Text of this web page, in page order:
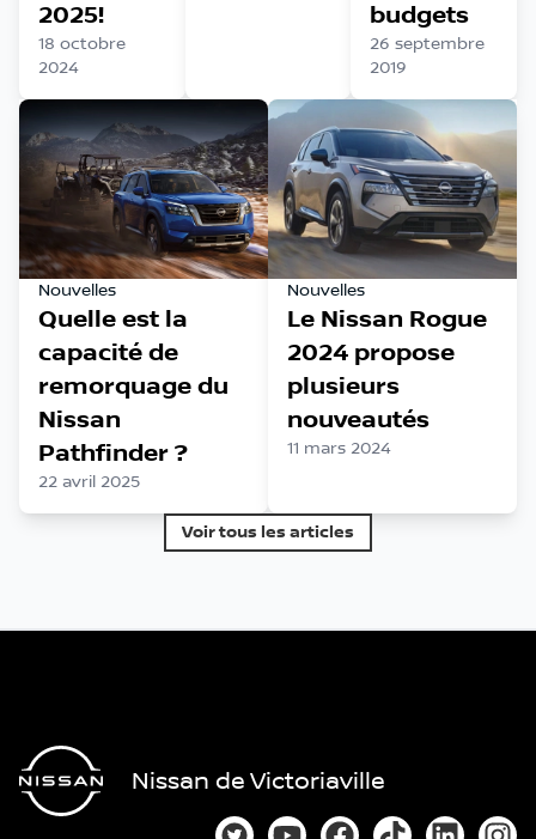
2025!
18 octobre
2024
budgets
26 septembre
2019
Nouvelles
Quelle est la
capacité de
remorquage du
Nissan
Pathfinder ?
22 avril 2025
Nouvelles
Le Nissan Rogue
2024 propose
plusieurs
nouveautés
11 mars 2024
Voir tous les articles
Nissan de Victoriaville